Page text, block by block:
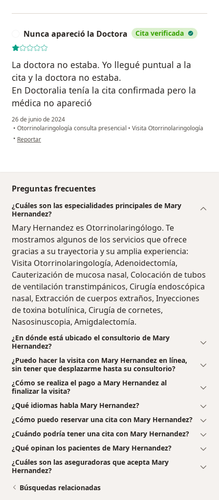
Nunca apareció la Doctora Cita verificada
La doctora no estaba. Yo llegué puntual a la
cita y la doctora no estaba.
En Doctoralia tenía la cita confirmada pero la
médica no apareció
26 de junio de 2024
• Otorrinolaringología consulta presencial • Visita Otorrinolaringología
• en opinión del usuario Nunca apareció la Doctora
Reportar
Preguntas frecuentes
¿Cuáles son las especialidades principales de Mary
Hernandez?
Mary Hernandez es Otorrinolaringólogo. Te
mostramos algunos de los servicios que ofrece
gracias a su trayectoria y su amplia experiencia:
Visita Otorrinolaringología, Adenoidectomía,
Cauterización de mucosa nasal, Colocación de tubos
de ventilación transtimpánicos, Cirugía endoscópica
nasal, Extracción de cuerpos extraños, Inyecciones
de toxina botulínica, Cirugía de cornetes,
Nasosinuscopia, Amigdalectomía.
¿En dónde está ubicado el consultorio de Mary
Hernandez?
¿Puedo hacer la visita con Mary Hernandez en línea,
sin tener que desplazarme hasta su consultorio?
¿Cómo se realiza el pago a Mary Hernandez al
finalizar la visita?
¿Qué idiomas habla Mary Hernandez?
¿Cómo puedo reservar una cita con Mary Hernandez?
¿Cuándo podría tener una cita con Mary Hernandez?
¿Qué opinan los pacientes de Mary Hernandez?
¿Cuáles son las aseguradoras que acepta Mary
Hernandez?
Búsquedas relacionadas